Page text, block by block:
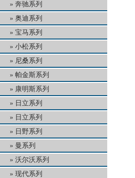
奔驰系列
奥迪系列
宝马系列
小松系列
尼桑系列
帕金斯系列
康明斯系列
日立系列
日立系列
日野系列
曼系列
沃尔沃系列
现代系列